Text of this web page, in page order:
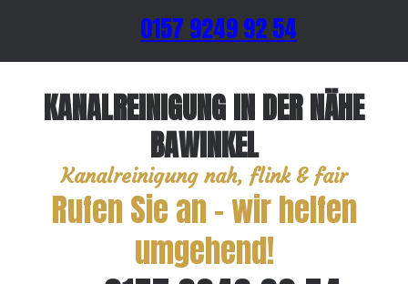
0157 9249 92 54
KANALREINIGUNG IN DER NÄHE
BAWINKEL
Kanalreinigung nah, flink & fair
Rufen Sie an – wir helfen
umgehend!